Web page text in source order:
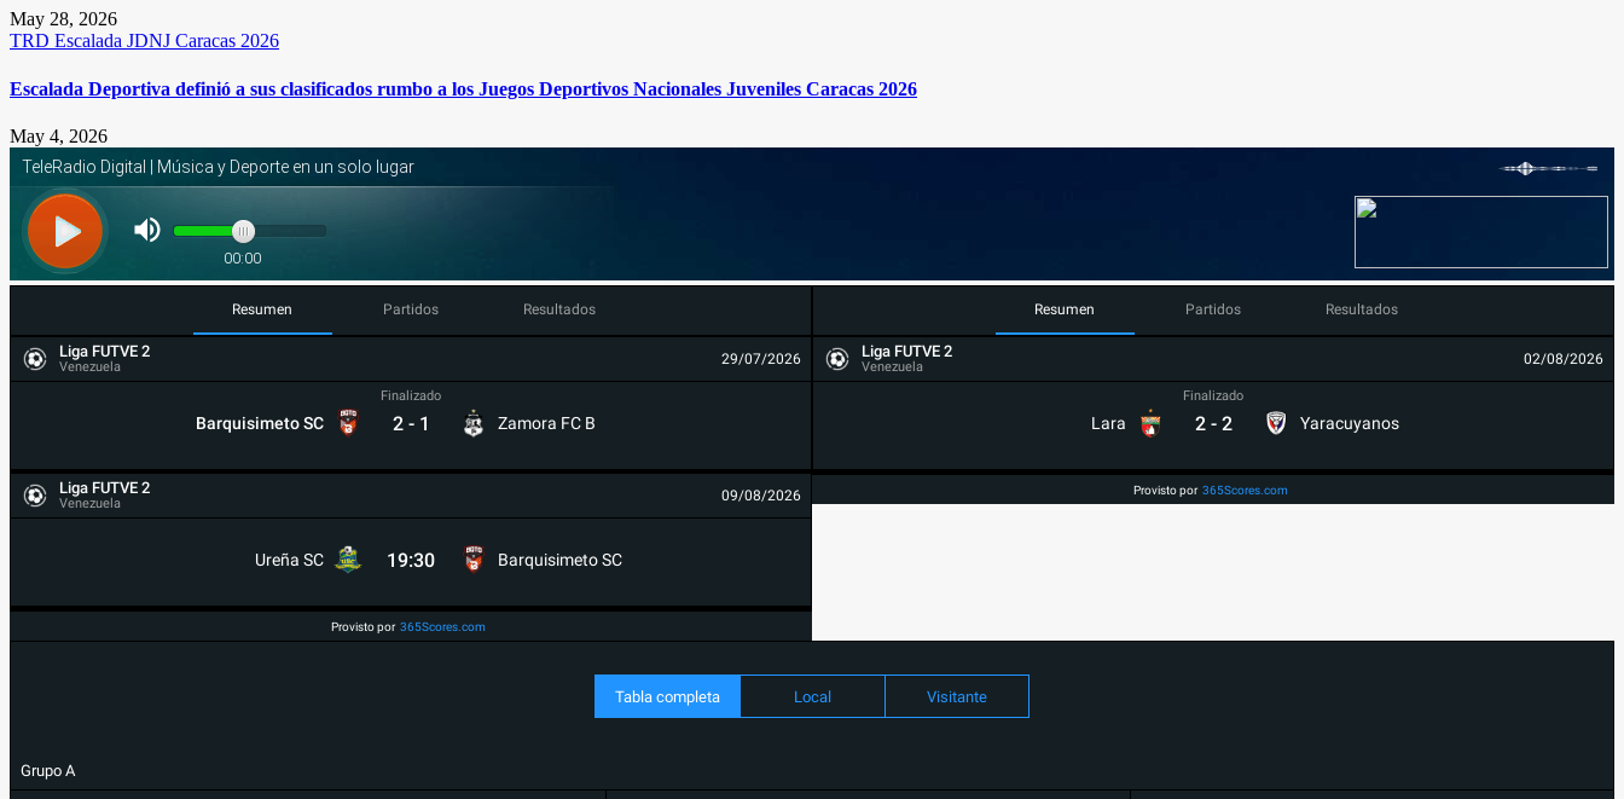
May 28, 2026
TRD Escalada JDNJ Caracas 2026
Escalada Deportiva definió a sus clasificados rumbo a los Juegos Deportivos Nacionales Juveniles Caracas 2026
May 4, 2026
Resumen Partidos Resultados
Liga FUTVE 2
Venezuela 29/07/2026
Barquisimeto SC
Finalizado
2 - 1 Zamora FC B
Liga FUTVE 2
Venezuela 09/08/2026
Ureña SC 19:30 Barquisimeto SC
Provisto por 365Scores.com
Resumen Partidos Resultados
Liga FUTVE 2
Venezuela 02/08/2026
Lara
Finalizado
2 - 2 Yaracuyanos
Provisto por 365Scores.com
Tabla completa Local Visitante
Grupo A